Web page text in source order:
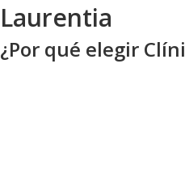
Laurentia
¿Por qué elegir